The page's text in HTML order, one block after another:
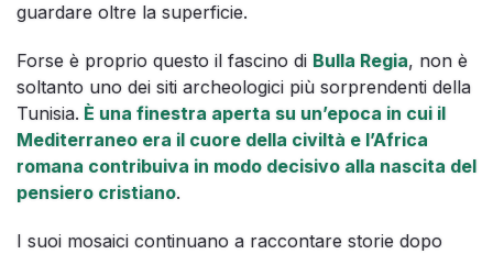
guardare oltre la superficie.
Forse è proprio questo il fascino di Bulla Regia, non è
soltanto uno dei siti archeologici più sorprendenti della
Tunisia. È una finestra aperta su un’epoca in cui il
Mediterraneo era il cuore della civiltà e l’Africa
romana contribuiva in modo decisivo alla nascita del
pensiero cristiano.
I suoi mosaici continuano a raccontare storie dopo